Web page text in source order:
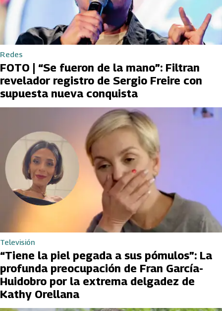
Redes
FOTO | “Se fueron de la mano”: Filtran
revelador registro de Sergio Freire con
supuesta nueva conquista
Televisión
“Tiene la piel pegada a sus pómulos”: La
profunda preocupación de Fran García-
Huidobro por la extrema delgadez de
Kathy Orellana